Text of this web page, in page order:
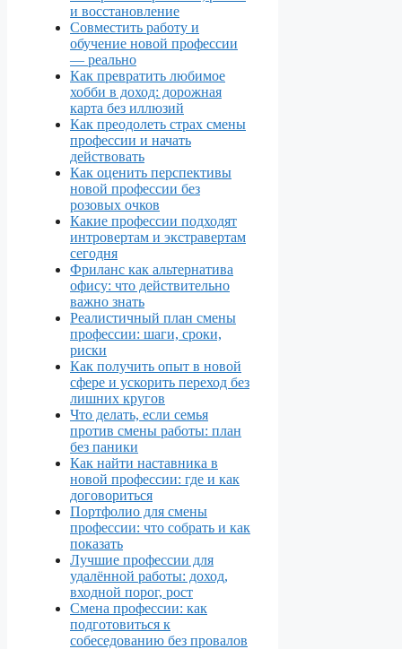
и восстановление
Совместить работу и
обучение новой профессии
— реально
Как превратить любимое
хобби в доход: дорожная
карта без иллюзий
Как преодолеть страх смены
профессии и начать
действовать
Как оценить перспективы
новой профессии без
розовых очков
Какие профессии подходят
интровертам и экстравертам
сегодня
Фриланс как альтернатива
офису: что действительно
важно знать
Реалистичный план смены
профессии: шаги, сроки,
риски
Как получить опыт в новой
сфере и ускорить переход без
лишних кругов
Что делать, если семья
против смены работы: план
без паники
Как найти наставника в
новой профессии: где и как
договориться
Портфолио для смены
профессии: что собрать и как
показать
Лучшие профессии для
удалённой работы: доход,
входной порог, рост
Смена профессии: как
подготовиться к
собеседованию без провалов